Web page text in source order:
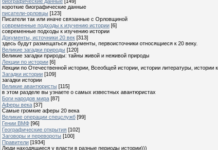
короткие биографические данные
писатели-орловцы [123]
Писатели так или иначе связанные с Орловщиной
современные подходы к изучению истории [6]
современные подходы к изучению истории
Документы, источники 20 век [313]
здесь будут размещаться документы, первоисточники относящиеся к 20 веку.
Великие загадки природы [120]
Великие загадки природы: тайны живой и неживой природы
Лекции по истории [6]
Лекции по Отечественной истории, Всеобщей истории, истории литературы, истории
Загадки истории [109]
загадки истории
Великие авантюристы [115]
в этом разделе вы узнаете о самых известных авантюристах
Боги народов мира [87]
Аферы века [37]
Самые громкие аферы 20 века
Великие операции спецслужб [99]
Гении ВМФ [96]
Географические открытия [102]
Заговоры и перевороты [100]
Правители [1934]
Люди находящиеся у власти в разные периоды истории)))